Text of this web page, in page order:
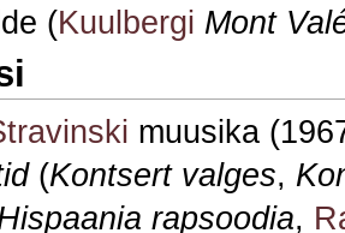
(Kuulbergi Mont
muusika
(Kontsert valges,
rapsoodia,